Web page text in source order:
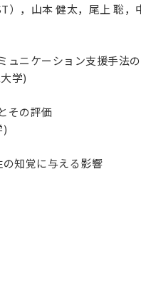
，山本 健太，尾上 聡
ュニケーション支援手法
学)
その評価
)
知覚に与える影響